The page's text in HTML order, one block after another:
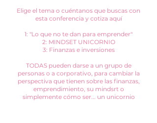
Elige el tema o cuéntanos que buscas con
esta conferencia y cotiza aquí
1: "Lo que no te dan para emprender"
2: MINDSET UNICORNIO
3: Finanzas e inversiones
TODAS pueden darse a un grupo de
personas o a corporativo, para cambiar la
perspectiva que tienen sobre las finanzas,
emprendimiento, su mindsrt o
simplemente cómo ser... un unicornio